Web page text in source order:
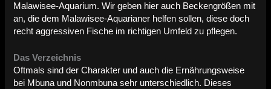
Malawisee-Aquarium. Wir geben hier auch Beckengrößen mit
an, die dem Malawisee-Aquarianer helfen sollen, diese doch
recht aggressiven Fische im richtigen Umfeld zu pflegen.
Das Verzeichnis
Oftmals sind der Charakter und auch die Ernährungsweise
bei Mbuna und Nonmbuna sehr unterschiedlich. Dieses